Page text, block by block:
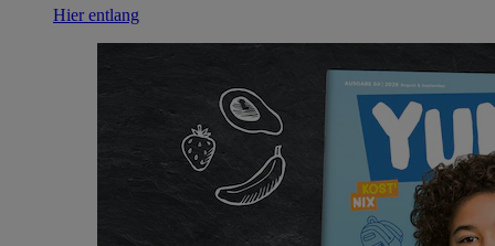
Hier entlang